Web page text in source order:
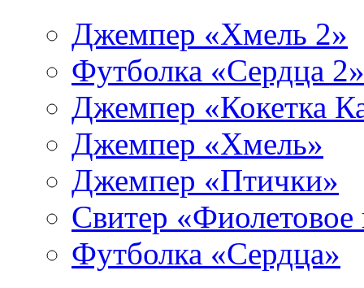
Джемпер «Хмель 2»
Футболка «Сердца 2»
Джемпер «Кокетка
Джемпер «Хмель»
Джемпер «Птички»
Свитер «Фиолетовое
Футболка «Сердца»